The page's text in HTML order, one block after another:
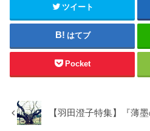
ツイート
はてブ
Pocket
【羽田澄子特集】『薄